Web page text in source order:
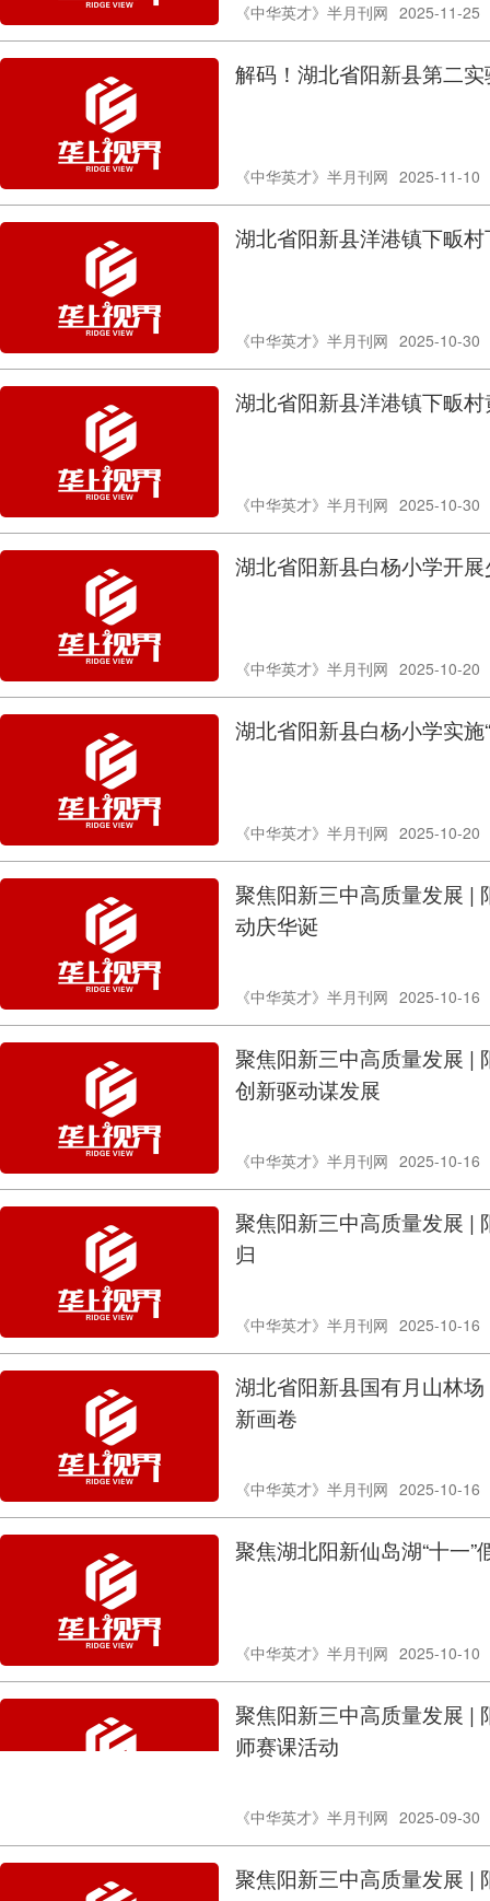
《中华英才》半月刊网 2025-11-25
解码！湖北省阳新县第二
《中华英才》半月刊网 2025-11-10
湖北省阳新县洋港镇下畈
《中华英才》半月刊网 2025-10-30
湖北省阳新县洋港镇下畈
《中华英才》半月刊网 2025-10-30
湖北省阳新县白杨小学开
《中华英才》半月刊网 2025-10-20
湖北省阳新县白杨小学实施
《中华英才》半月刊网 2025-10-20
聚焦阳新三中高质量发展 |
动庆华诞
《中华英才》半月刊网 2025-10-16
聚焦阳新三中高质量发展 |
创新驱动谋发展
《中华英才》半月刊网 2025-10-16
聚焦阳新三中高质量发展 |
归
《中华英才》半月刊网 2025-10-16
湖北省阳新县国有月山林
新画卷
《中华英才》半月刊网 2025-10-16
聚焦湖北阳新仙岛湖“十一”
《中华英才》半月刊网 2025-10-10
聚焦阳新三中高质量发展 |
师赛课活动
《中华英才》半月刊网 2025-09-30
聚焦阳新三中高质量发展 |